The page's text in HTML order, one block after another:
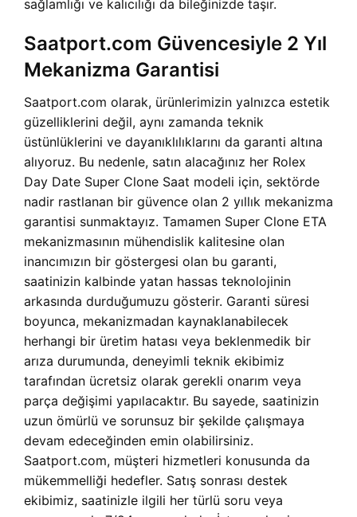
sağlamlığı ve kalıcılığı da bileğinizde taşır.
Saatport.com Güvencesiyle 2 Yıl
Mekanizma Garantisi
Saatport.com olarak, ürünlerimizin yalnızca estetik
güzelliklerini değil, aynı zamanda teknik
üstünlüklerini ve dayanıklılıklarını da garanti altına
alıyoruz. Bu nedenle, satın alacağınız her Rolex
Day Date Super Clone Saat modeli için, sektörde
nadir rastlanan bir güvence olan 2 yıllık mekanizma
garantisi sunmaktayız. Tamamen Super Clone ETA
mekanizmasının mühendislik kalitesine olan
inancımızın bir göstergesi olan bu garanti,
saatinizin kalbinde yatan hassas teknolojinin
arkasında durduğumuzu gösterir. Garanti süresi
boyunca, mekanizmadan kaynaklanabilecek
herhangi bir üretim hatası veya beklenmedik bir
arıza durumunda, deneyimli teknik ekibimiz
tarafından ücretsiz olarak gerekli onarım veya
parça değişimi yapılacaktır. Bu sayede, saatinizin
uzun ömürlü ve sorunsuz bir şekilde çalışmaya
devam edeceğinden emin olabilirsiniz.
Saatport.com, müşteri hizmetleri konusunda da
mükemmelliği hedefler. Satış sonrası destek
ekibimiz, saatinizle ilgili her türlü soru veya